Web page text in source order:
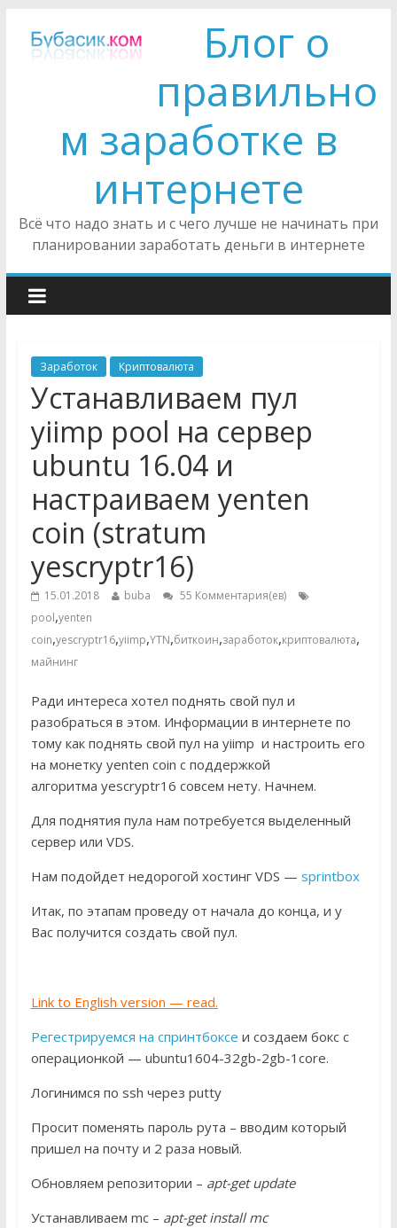
Блог о
правильно
м заработке в
интернете
Всё что надо знать и с чего лучше не начинать при
планировании заработать деньги в интернете
Заработок Криптовалюта
Устанавливаем пул
yiimp pool на сервер
ubuntu 16.04 и
настраиваем yenten
coin (stratum
yescryptr16)
15.01.2018 buba
55 Комментария(ев)
pool,yenten
coin,yescryptr16,yiimp,YTN,биткоин,заработок,криптовалюта,
майнинг
Ради интереса хотел поднять свой пул и
разобраться в этом. Информации в интернете по
тому как поднять свой пул на yiimp и настроить его
на монетку yenten coin с поддержкой
алгоритма yescryptr16 совсем нету. Начнем.
Для поднятия пула нам потребуется выделенный
сервер или VDS.
Нам подойдет недорогой хостинг VDS — sprintbox
Итак, по этапам проведу от начала до конца, и у
Вас получится создать свой пул.
Link to English version — read.
Регестрируемся на спринтбоксе и создаем бокс с
операционкой — ubuntu1604-32gb-2gb-1core.
Логинимся по ssh через putty
Просит поменять пароль рута – вводим который
пришел на почту и 2 раза новый.
Обновляем репозитории – apt-get update
Устанавливаем mc – apt-get install mc